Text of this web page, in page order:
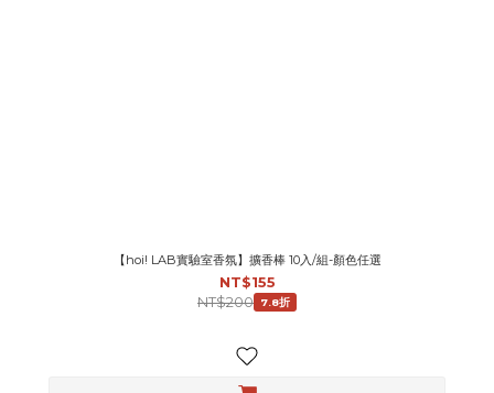
【hoi! LAB實驗室香氛】擴香棒 10入/組-顏色任選
NT$155
NT$200
7.8折